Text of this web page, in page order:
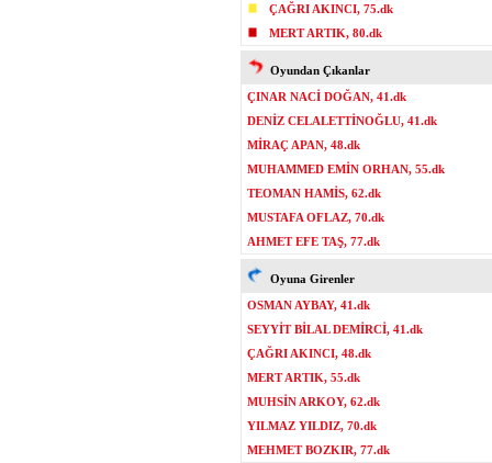
ÇAĞRI AKINCI, 75.dk
MERT ARTIK, 80.dk
Oyundan Çıkanlar
ÇINAR NACİ DOĞAN, 41.dk
DENİZ CELALETTİNOĞLU, 41.dk
MİRAÇ APAN, 48.dk
MUHAMMED EMİN ORHAN, 55.dk
TEOMAN HAMİS, 62.dk
MUSTAFA OFLAZ, 70.dk
AHMET EFE TAŞ, 77.dk
Oyuna Girenler
OSMAN AYBAY, 41.dk
SEYYİT BİLAL DEMİRCİ, 41.dk
ÇAĞRI AKINCI, 48.dk
MERT ARTIK, 55.dk
MUHSİN ARKOY, 62.dk
YILMAZ YILDIZ, 70.dk
MEHMET BOZKIR, 77.dk